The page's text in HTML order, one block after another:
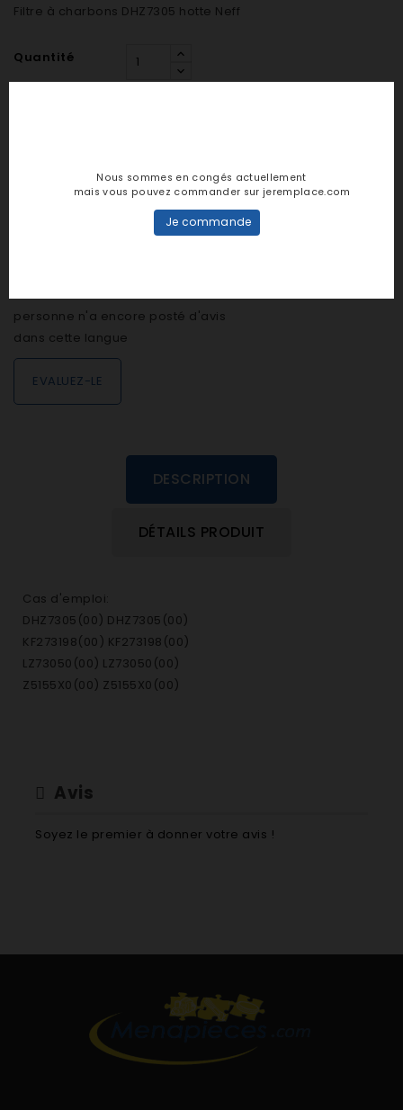
Filtre à charbons DHZ7305 hotte Neff
Quantité
 AJOUTER AU PANIER
personne n'a encore posté d'avis
dans cette langue
EVALUEZ-LE
DESCRIPTION
DÉTAILS PRODUIT
Cas d'emploi:
DHZ7305(00) DHZ7305(00)
KF273198(00) KF273198(00)
LZ73050(00) LZ73050(00)
Z5155X0(00) Z5155X0(00)
Avis
Soyez le premier à donner votre avis !
Nous sommes en congés actuellement
mais vous pouvez commander sur jeremplace.com
Je commande